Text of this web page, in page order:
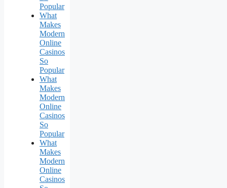
Popular
What
Makes
Modern
Online
Casinos
So
Popular
What
Makes
Modern
Online
Casinos
So
Popular
What
Makes
Modern
Online
Casinos